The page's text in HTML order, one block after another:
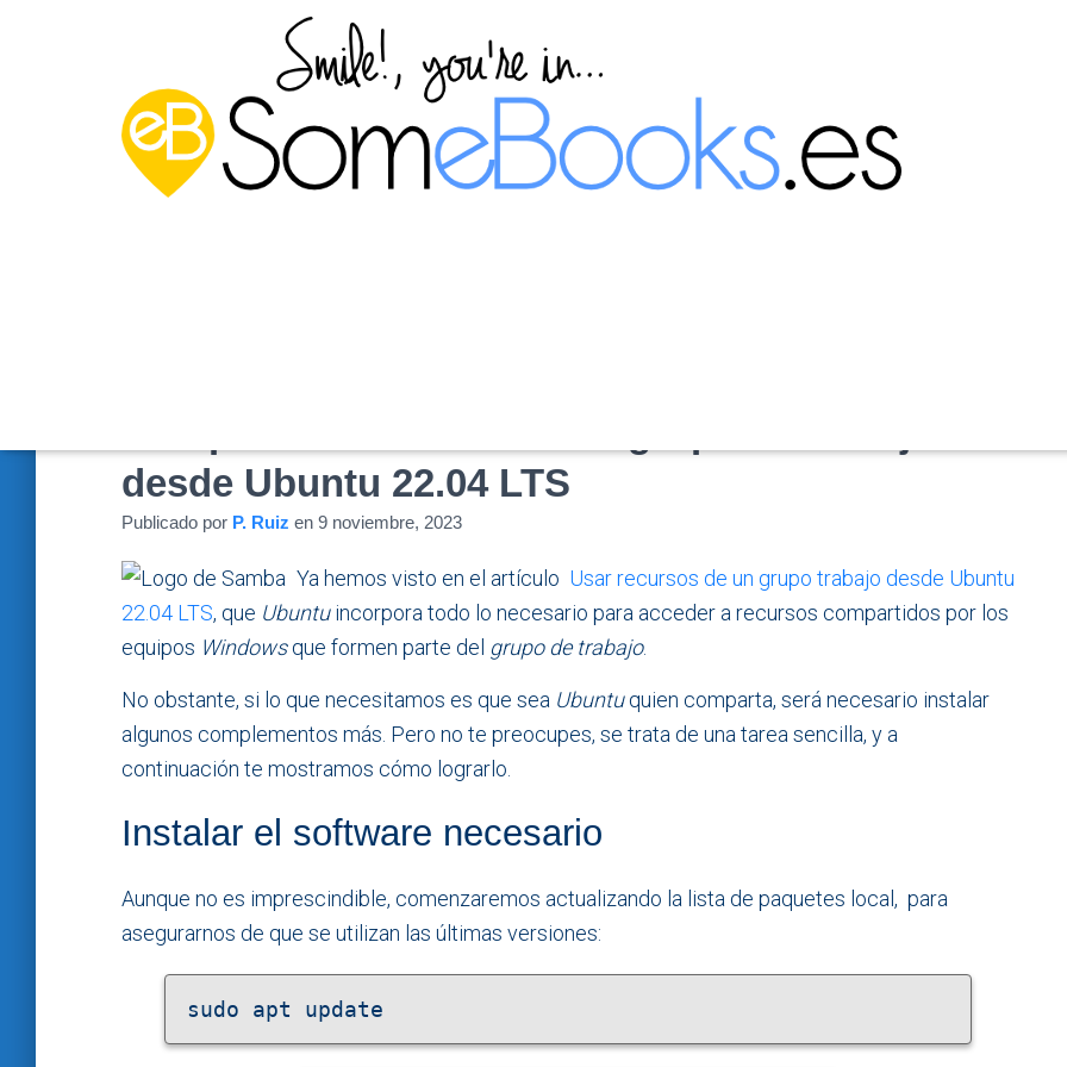
desde Ubuntu 22.04 LTS
Publicado por P. Ruiz en 9 noviembre, 2023
Ya hemos visto en el artículo Usar recursos de un grupo trabajo desde Ubuntu
22.04 LTS, que Ubuntuincorpora todo lo necesario para acceder a recursos compartidos por los
equipos Windowsque formen parte del grupo de trabajo.
No obstante, si lo que necesitamos es que sea Ubuntuquien comparta, será necesario instalar
algunos complementos más. Pero no te preocupes, se trata de una tarea sencilla, y a
continuación te mostramos cómo lograrlo.
Instalar el software necesario
Aunque no es imprescindible, comenzaremos actualizando la lista de paquetes local, para
asegurarnos de que se utilizan las últimas versiones:
sudo apt update